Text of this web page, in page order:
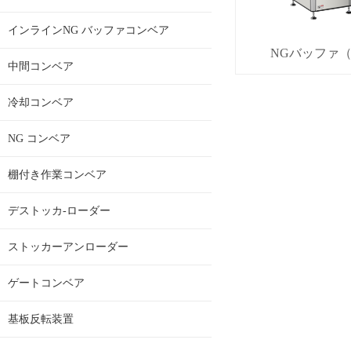
NGバッファ
インラインNG バッファコンベア
中間コンベア
冷却コンベア
NG コンベア
棚付き作業コンベア
デストッカ-ローダー
ストッカーアンローダー
ゲートコンベア
基板反転装置